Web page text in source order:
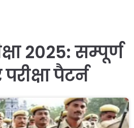
2025: सम्पूर्ण
पैटर्न